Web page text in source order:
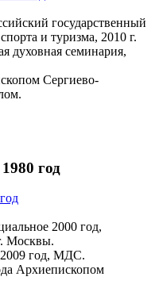
государственный
и туризма, 2010 г.
духовная семинария,
Сергиево-
год
2000 год,
Москвы.
2009 год, МДС.
Архиепископом